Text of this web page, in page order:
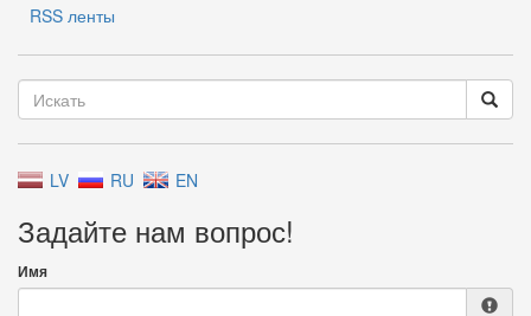
RSS ленты
LV RU EN
Задайте нам вопрос!
Имя